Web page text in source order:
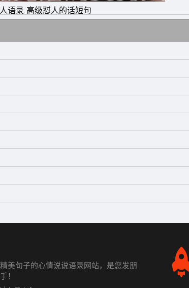
语录 高级怼人的话短句
美句子的心情说说语录网站，是您发朋
！